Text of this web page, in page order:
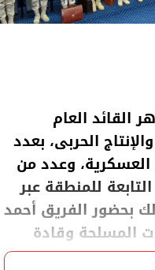
القائد العام
الحربى، بعدد
العسكرية، وعدد من
للمنطقة عبر
بحضور الفريق أحمد
المسلحة وقادة
القوات المسلحة.